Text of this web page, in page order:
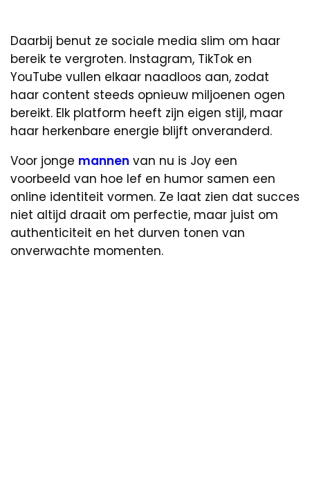
Daarbij benut ze sociale media slim om haar
bereik te vergroten. Instagram, TikTok en
YouTube vullen elkaar naadloos aan, zodat
haar content steeds opnieuw miljoenen ogen
bereikt. Elk platform heeft zijn eigen stijl, maar
haar herkenbare energie blijft onveranderd.
Voor jonge mannen van nu is Joy een
voorbeeld van hoe lef en humor samen een
online identiteit vormen. Ze laat zien dat succes
niet altijd draait om perfectie, maar juist om
authenticiteit en het durven tonen van
onverwachte momenten.